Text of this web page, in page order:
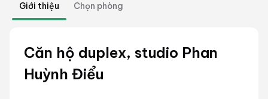
Giới thiệu Chọn phòng
Căn hộ duplex, studio Phan
Huỳnh Điểu